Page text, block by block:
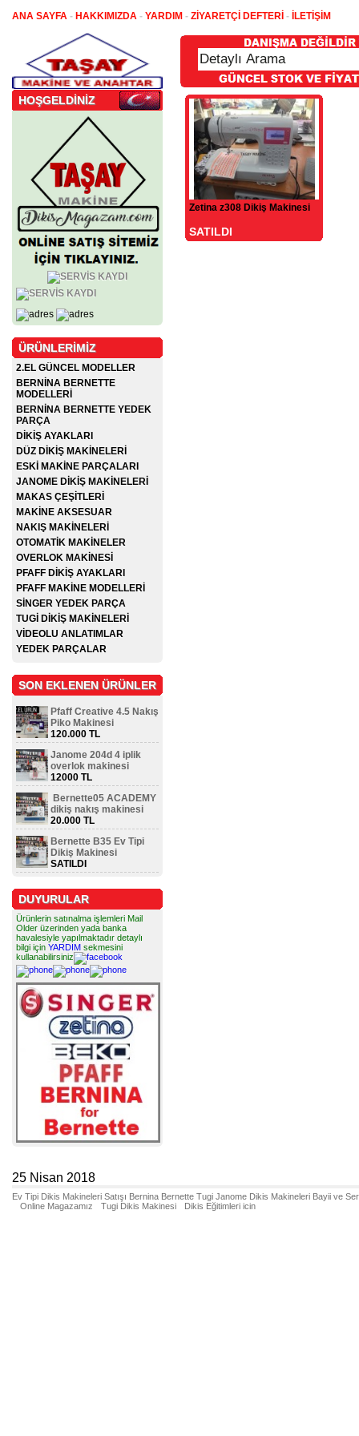
ANA SAYFA - HAKKIMIZDA - YARDIM - ZİYARETÇİ DEFTERİ - İLETİŞİM
HOŞGELDİNİZ
ÜRÜNLERİMİZ
2.EL GÜNCEL MODELLER
BERNİNA BERNETTE
MODELLERİ
BERNİNA BERNETTE YEDEK
PARÇA
DİKİŞ AYAKLARI
DÜZ DİKİŞ MAKİNELERİ
ESKİ MAKİNE PARÇALARI
JANOME DİKİŞ MAKİNELERİ
MAKAS ÇEŞİTLERİ
MAKİNE AKSESUAR
NAKIŞ MAKİNELERİ
OTOMATİK MAKİNELER
OVERLOK MAKİNESİ
PFAFF DİKİŞ AYAKLARI
PFAFF MAKİNE MODELLERİ
SİNGER YEDEK PARÇA
TUGİ DİKİŞ MAKİNELERİ
VİDEOLU ANLATIMLAR
YEDEK PARÇALAR
SON EKLENEN ÜRÜNLER
Pfaff Creative 4.5 Nakış
Piko Makinesi
120.000 TL
Janome 204d 4 iplik
overlok makinesi
12000 TL
Bernette05 ACADEMY
dikiş nakış makinesi
20.000 TL
Bernette B35 Ev Tipi
Dikiş Makinesi
SATILDI
DUYURULAR
Ürünlerin satınalma işlemleri Mail
Older üzerinden yada banka
havalesiyle yapılmaktadır detaylı
bilgi için YARDIM sekmesini
kullanabilirsiniz
Zetina z308 Dikiş Makinesi
SATILDI
25 Nisan 2018
Ev Tipi Dikis Makineleri Satışı Bernina Bernette Tugi Janome Dikis Makineleri Bayii ve
Online Magazamız
Tugi Dikis Makinesi Dikis Eğitimleri icin